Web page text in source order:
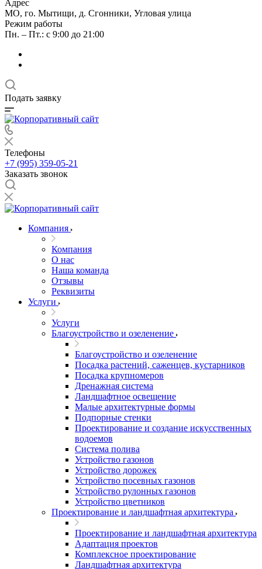
Адрес
МО, го. Мытищи, д. Сгонники, Угловая улица
Режим работы
Пн. – Пт.: с 9:00 до 21:00
Подать заявку
Телефоны
+7 (995) 359-05-21
Заказать звонок
Компания
Компания
О нас
Наша команда
Отзывы
Реквизиты
Услуги
Услуги
Благоустройство и озеленение
Благоустройство и озеленение
Посадка растений, саженцев, кустарников
Посадка крупномеров
Дренажная система
Ландшафтное освещение
Малые архитектурные формы
Подпорные стенки
Проектирование и создание искусственных
водоемов
Система полива
Устройство газонов
Устройство дорожек
Устройство посевных газонов
Устройство рулонных газонов
Устройство цветников
Проектирование и ландшафтная архитектура
Проектирование и ландшафтная архитектура
Адаптация проектов
Комплексное проектирование
Ландшафтная архитектура